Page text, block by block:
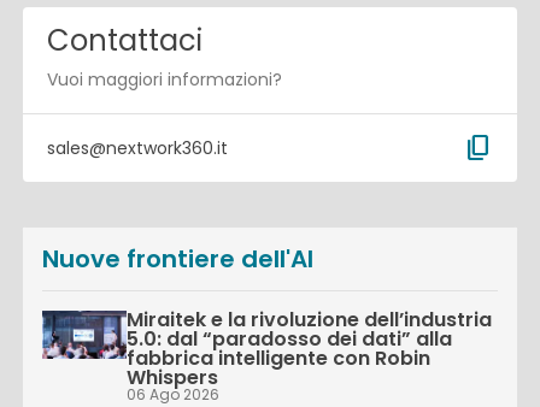
Contattaci
Vuoi maggiori informazioni?
sales@nextwork360.it content_copy
Nuove frontiere dell'AI
Miraitek e la rivoluzione dell’industria
5.0: dal “paradosso dei dati” alla
fabbrica intelligente con Robin
Whispers
06 Ago 2026